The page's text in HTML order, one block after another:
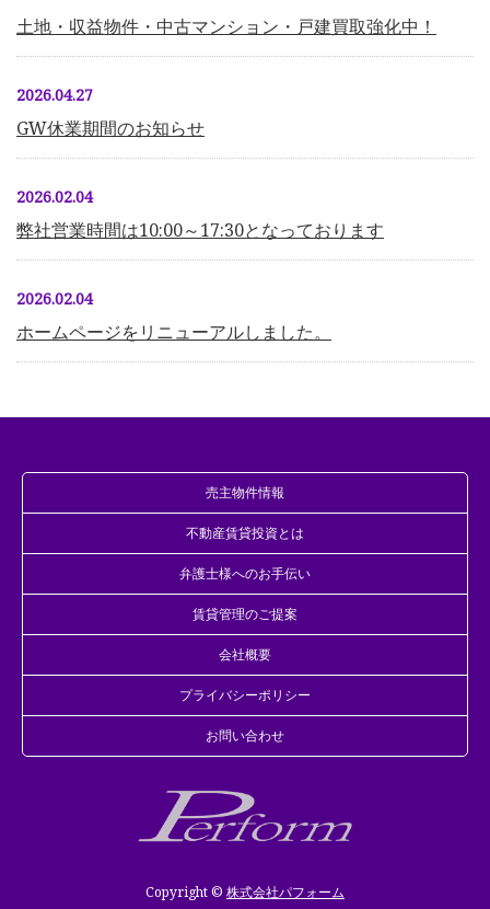
土地・収益物件・中古マンション・戸建買取強化中！
2026.04.27
GW休業期間のお知らせ
2026.02.04
弊社営業時間は10:00～17:30となっております
2026.02.04
ホームページをリニューアルしました。
売主物件情報
不動産賃貸投資とは
弁護士様へのお手伝い
賃貸管理のご提案
会社概要
プライバシーポリシー
お問い合わせ
Copyright © 株式会社パフォーム